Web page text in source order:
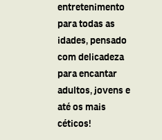
entretenimento
para todas as
idades, pensado
com delicadeza
para encantar
adultos, jovens e
até os mais
céticos!